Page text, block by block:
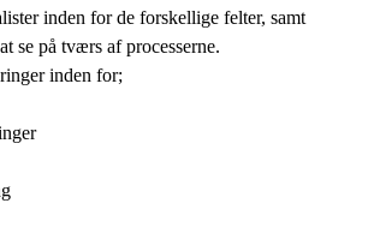
inden for de forskellige felter, samt
se på tværs af processerne.
inden for;